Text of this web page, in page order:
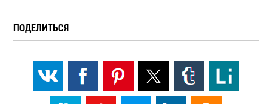
ПОДЕЛИТЬСЯ